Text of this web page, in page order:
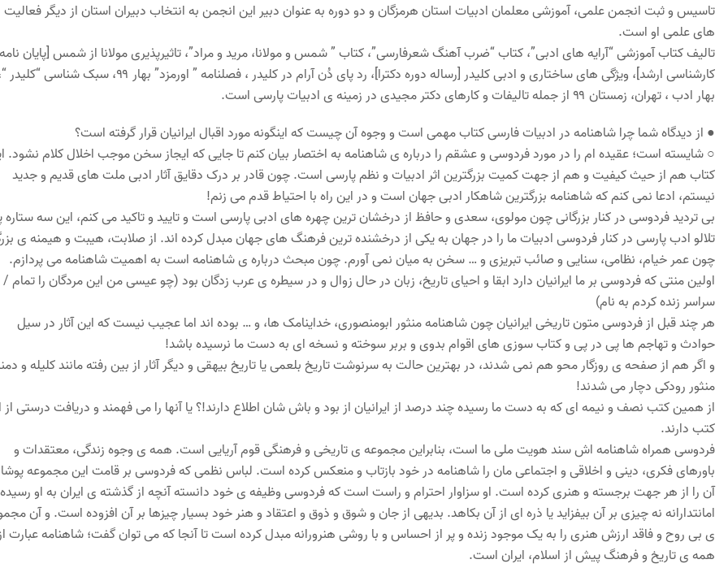
تاسیس و ثبت انجمن علمی، آموزشی معلمان ادبیات استان هرمزگان و دو دوره به عنوان دبیر این انجمن به انتخاب دبیران استان از دیگر فعالیت
های علمی او است.
تالیف کتاب آموزشی “آرایه های ادبی”، کتاب “ضرب آهنگ شعرفارسی”، کتاب ” شمس و مولانا، مرید و مراد”، تاثیرپذیری مولانا از شمس [پایان نامه
کارشناسی ارشد]، ویژگی های ساختاری و ادبی کلیدر [رساله دوره دکترا]، رد پای دُن آرام در کلیدر ، فصلنامه ” اورمزد” بهار ۹۹، سبک شناسی
بهار ادب ، تهران، زمستان ۹۹ از جمله تالیفات و کارهای دکتر مجیدی در زمینه ی ادبیات پارسی است.
● از دیدگاه شما چرا شاهنامه در ادبیات فارسی کتاب مهمی است و وجوه آن چیست که اینگونه مورد اقبال ایرانیان قرار گرفته است؟
○ شایسته است؛ عقیده ام را در مورد فردوسی و عشقم را درباره ی شاهنامه به اختصار بیان کنم تا جایی که ایجاز سخن موجب اخلال کلام نشود.
کتاب هم از حیث کیفیت و هم از جهت کمیت بزرگترین اثر ادبیات و نظم پارسی است. چون قادر بر درک دقایق آثار ادبی ملت های قدیم و جدید
نیستم، ادعا نمی کنم که شاهنامه بزرگترین شاهکار ادبی جهان است و در این راه با احتیاط قدم می زنم!
بی تردید فردوسی در کنار بزرگانی چون مولوی، سعدی و حافظ از درخشان ترین چهره های ادبی پارسی است و تایید و تاکید می کنم، این سه ستاره
تلالو ادب پارسی در کنار فردوسی ادبیات ما را در جهان به یکی از درخشنده ترین فرهنگ های جهان مبدل کرده اند. از صلابت، هیبت و هیمنه ی
چون عمر خیام، نظامی، سنایی و صائب تبریزی و … سخن به میان نمی آورم. چون مبحث درباره ی شاهنامه است به اهمیت شاهنامه می پردازم.
اولین منتی که فردوسی بر ما ایرانیان دارد ابقا و احیای تاریخ، زبان در حال زوال و در سیطره ی عرب زدگان بود (چو عیسی من این مردگان را تمام /
سراسر زنده کردم به نام)
هر چند قبل از فردوسی متون تاریخی ایرانیان چون شاهنامه منثور ابومنصوری، خداینامک ها، و …‌ بوده اند اما عجیب نیست که این آثار در سیل
حوادث و تهاجم ها پی در پی و کتاب سوزی های اقوام بدوی و بربر سوخته و نسخه ای به دست ما نرسیده باشد!
و اگر هم از صفحه ی روزگار محو هم نمی شدند، در بهترین حالت به سرنوشت تاریخ بلعمی یا تاریخ بیهقی و دیگر آثار از بین رفته مانند کلیله و
منثور رودکی دچار می شدند!
از همین کتب نصف و نیمه ای که به دست ما رسیده چند درصد از ایرانیان از بود و باش شان اطلاع دارند!؟ یا آنها را می فهمند و دریافت درستی از
کتب دارند.
فردوسی همراه شاهنامه اش سند هویت ملی ما است، بنابراین مجموعه ی تاریخی و فرهنگی قوم آریایی است. همه ی وجوه زندگی، معتقدات و
باورهای فکری، دینی و اخلاقی و اجتماعی مان را شاهنامه در خود بازتاب و منعکس کرده است. لباس نظمی که فردوسی بر قامت این مجموعه
آن را از هر جهت برجسته و هنری کرده است. او سزاوار احترام و راست است که فردوسی وظیفه ی خود دانسته آنچه از گذشته ی ایران به او رسیده
امانتدارانه نه چیزی بر آن بیفزاید یا ذره ای از آن بکاهد. بدیهی از جان و شوق و ذوق و اعتقاد و هنر خود بسیار چیزها بر آن افزوده است. و آن
ی بی روح و فاقد ارزش هنری را به یک موجود زنده و پر از احساس و با روشی هنرورانه مبدل کرده است تا آنجا که می توان گفت؛ شاهنامه عبارت
همه ی تاریخ و فرهنگ پیش از اسلام، ایران است.